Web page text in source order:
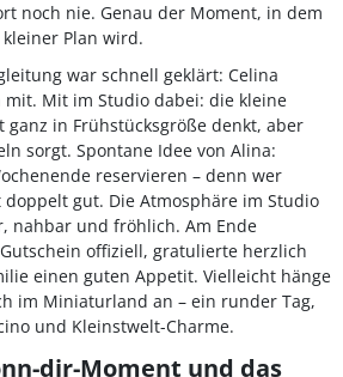
noch nie. Genau der Moment, in dem
Plan wird.
war schnell geklärt: Celina
Mit im Studio dabei: die kleine
ganz in Frühstücksgröße denkt, aber
sorgt. Spontane Idee von Alina:
reservieren – denn wer
gut. Die Atmosphäre im Studio
nahbar und fröhlich. Am Ende
offiziell, gratulierte herzlich
einen guten Appetit. Vielleicht hänge
im Miniaturland an – ein runder Tag,
und Kleinstwelt-Charme.
dir-Moment und das